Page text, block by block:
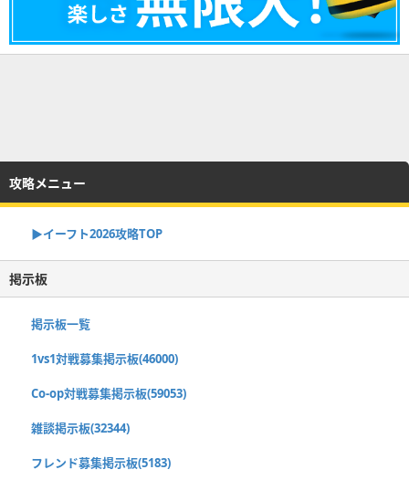
攻略メニュー
▶イーフト2026攻略TOP
掲示板
掲示板一覧
1vs1対戦募集掲示板(46000)
Co-op対戦募集掲示板(59053)
雑談掲示板(32344)
フレンド募集掲示板(5183)